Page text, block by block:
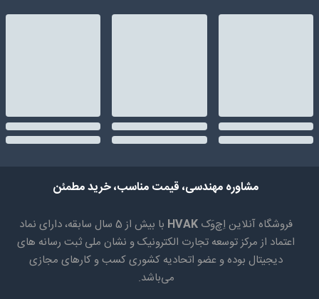
مشاوره مهندسی، قیمت مناسب، خرید مطمئن
فروشگاه آنلاین اِچ‌وَک HVAK
با بیش از 5 سال سابقه، دارای نماد
اعتماد از مرکز توسعه تجارت الکترونیک و نشان ملی ثبت رسانه های
دیجیتال بوده و عضو اتحادیه کشوری کسب و کارهای مجازی
می‌باشد.